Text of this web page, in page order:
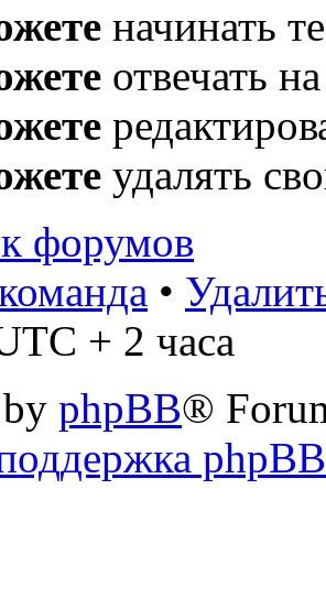
начинать
отвечать
удалять
форумов
•
+ 2 часа
phpBB®
phpBB